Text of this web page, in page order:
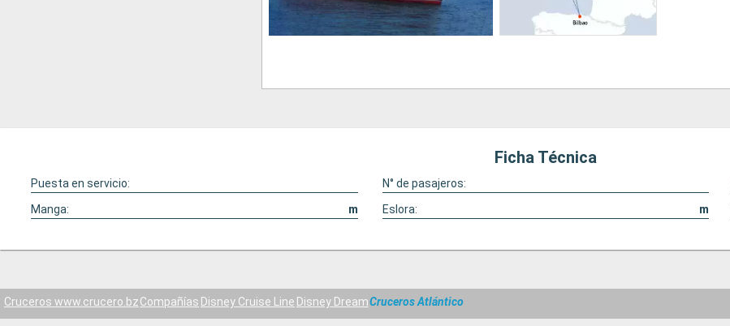
Ficha Técnica
Puesta en servicio: N° de pasajeros:
Manga:
m Eslora: m
Cruceros www.crucero.bzCompañías Disney Cruise Line Disney DreamCruceros Atlántico